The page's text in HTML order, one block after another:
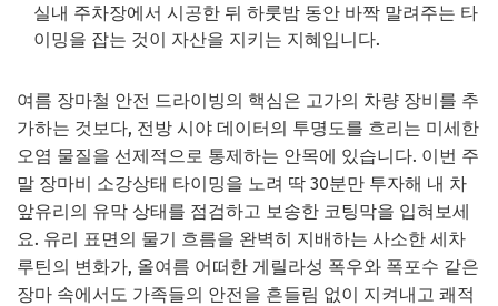
실내 주차장에서 시공한 뒤 하룻밤 동안 바짝 말려주는 타
이밍을 잡는 것이 자산을 지키는 지혜입니다.
여름 장마철 안전 드라이빙의 핵심은 고가의 차량 장비를 추
가하는 것보다, 전방 시야 데이터의 투명도를 흐리는 미세한
오염 물질을 선제적으로 통제하는 안목에 있습니다. 이번 주
말 장마비 소강상태 타이밍을 노려 딱 30분만 투자해 내 차
앞유리의 유막 상태를 점검하고 보송한 코팅막을 입혀보세
요. 유리 표면의 물기 흐름을 완벽히 지배하는 사소한 세차
루틴의 변화가, 올여름 어떠한 게릴라성 폭우와 폭포수 같은
장마 속에서도 가족들의 안전을 흔들림 없이 지켜내고 쾌적